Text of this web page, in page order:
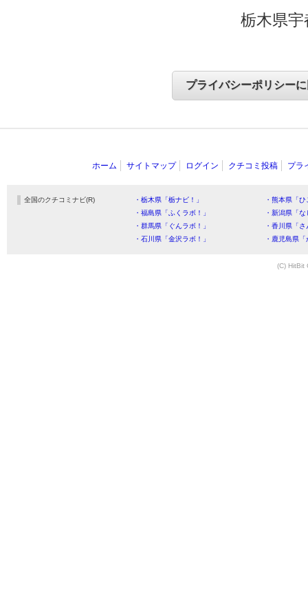
栃木県
ホーム サイトマップ ログイン クチコミ投稿 プラ
全国のクチコミナビ(R) ・栃木県「栃ナビ！」
・熊本県「
・福島県「ふくラボ！」
・新潟県「
・群馬県「ぐんラボ！」
・香川県「
・石川県「金沢ラボ！」
・鹿児島県
(C) HitBit